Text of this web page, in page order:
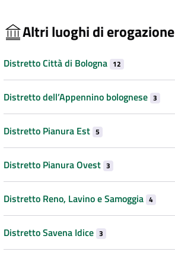
Altri luoghi di erogazione
Distretto Città di Bologna 12
Distretto dell’Appennino bolognese 3
Distretto Pianura Est 5
Distretto Pianura Ovest 3
Distretto Reno, Lavino e Samoggia 4
Distretto Savena Idice 3